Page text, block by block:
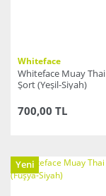
Whiteface
Whiteface Muay
Şort (Yeşil-Siyah)
700,00 TL
Yeni